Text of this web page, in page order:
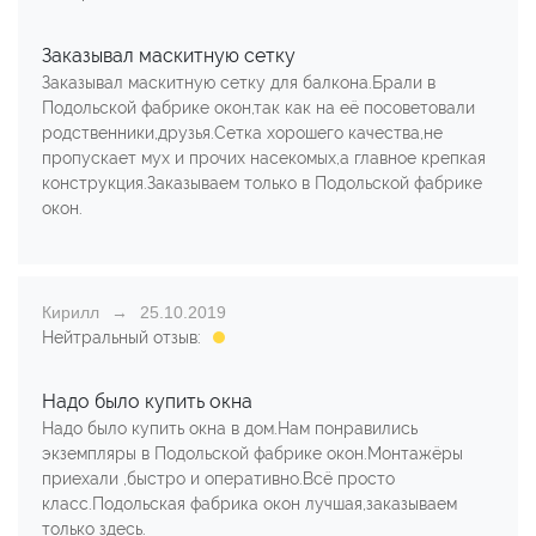
Заказывал маскитную сетку
Заказывал маскитную сетку для балкона.Брали в
Подольской фабрике окон,так как на её посоветовали
родственники,друзья.Сетка хорошего качества,не
пропускает мух и прочих насекомых,а главное крепкая
конструкция.Заказываем только в Подольской фабрике
окон.
Кирилл
25.10.2019
Нейтральный отзыв:
Надо было купить окна
Надо было купить окна в дом.Нам понравились
экземпляры в Подольской фабрике окон.Монтажёры
приехали ,быстро и оперативно.Всё просто
класс.Подольская фабрика окон лучшая,заказываем
только здесь.